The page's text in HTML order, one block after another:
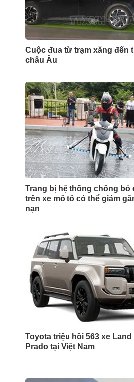
Cuộc đua từ trạm xăng đến
châu Âu
Trang bị hệ thống chống bó
trên xe mô tô có thể giảm
nạn
Toyota triệu hồi 563 xe Land
Prado tại Việt Nam